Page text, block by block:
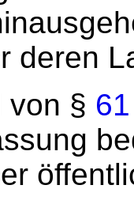
deren
von § 61